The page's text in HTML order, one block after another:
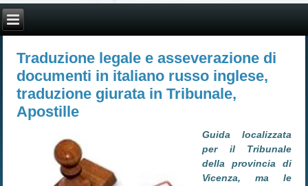
Traduzione legale e asseverazione di
documenti in italiano russo inglese,
traduzione giurata in Tribunale,
Apostille
Guida localizzata
per il Tribunale
della provincia di
Vicenza, ma le